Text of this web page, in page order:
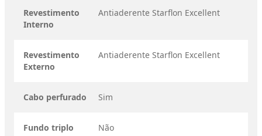
Revestimento
Interno
Antiaderente Starflon Excellent
Revestimento
Externo
Antiaderente Starflon Excellent
Cabo perfurado Sim
Fundo triplo Não